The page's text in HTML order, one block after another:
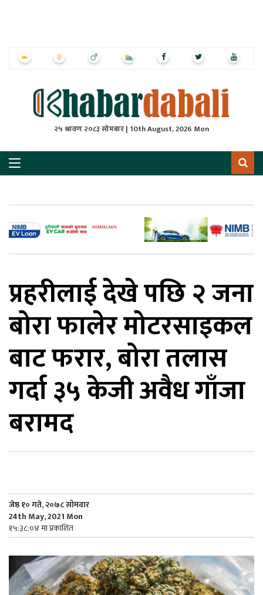
२५ श्रावण २०८३ सोमबार | 10th August, 2026 Mon
प्रहरीलाई देखे पछि २ जना
बोरा फालेर मोटरसाइकल
बाट फरार, बोरा तलास
गर्दा ३५ केजी अवैध गाँजा
बरामद
जेष्ठ १० गते, २०७८ सोमवार
24th May, 2021 Mon
१५:३८:०४ मा प्रकाशित